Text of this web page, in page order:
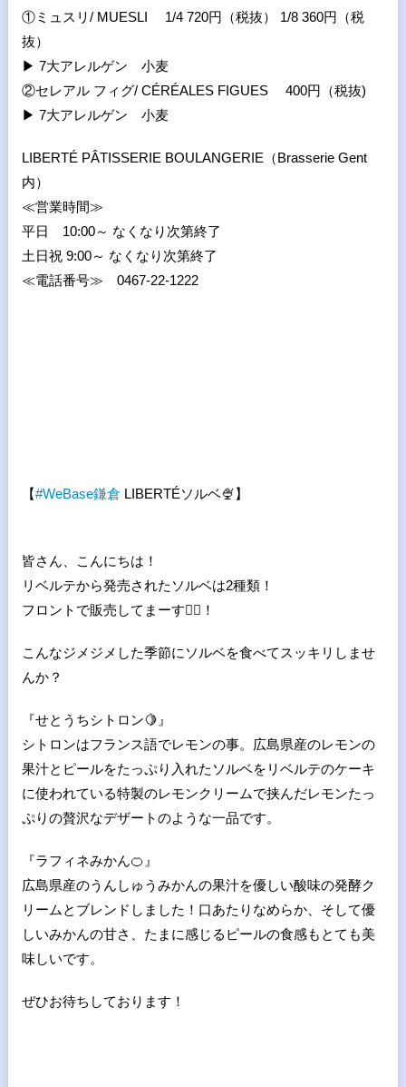
①ミュスリ/ MUESLI 1/4 720円（税抜） 1/8 360円（税
抜）
▶ 7大アレルゲン 小麦
②セレアル フィグ/ CÉRÉALES FIGUES 400円（税抜)
▶ 7大アレルゲン 小麦
LIBERTÉ PÂTISSERIE BOULANGERIE（Brasserie Gent
内）
≪営業時間≫
平日 10:00～ なくなり次第終了
土日祝 9:00～ なくなり次第終了
≪電話番号≫ 0467-22-1222
【#WeBase鎌倉 LIBERTÉソルベ🍨】
皆さん、こんにちは！
リベルテから発売されたソルベは2種類！
フロントで販売してまーす🙋 ！
こんなジメジメした季節にソルベを食べてスッキリしませ
んか？
『せとうちシトロン🍋 』
シトロンはフランス語でレモンの事。広島県産のレモンの
果汁とピールをたっぷり入れたソルベをリベルテのケーキ
に使われている特製のレモンクリームで挟んだレモンたっ
ぷりの贅沢なデザートのような一品です。
『ラフィネみかん🍊 』
広島県産のうんしゅうみかんの果汁を優しい酸味の発酵ク
リームとブレンドしました！口あたりなめらか、そして優
しいみかんの甘さ、たまに感じるピールの食感もとても美
味しいです。
ぜひお待ちしております！